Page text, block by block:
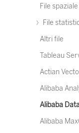
File spaziale
File
Altri file
Tableau
Actian
Alibaba
Alibaba
Alibaba